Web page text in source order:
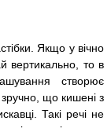
Якщо у вічно
вертикально, то в
створює
що кишені з
Такі речі не